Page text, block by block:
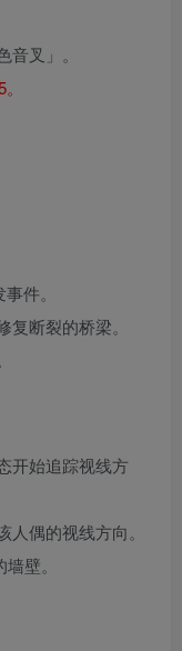
叉」。
件。
断裂的桥梁。
开始追踪视线方
偶的视线方向。
壁。